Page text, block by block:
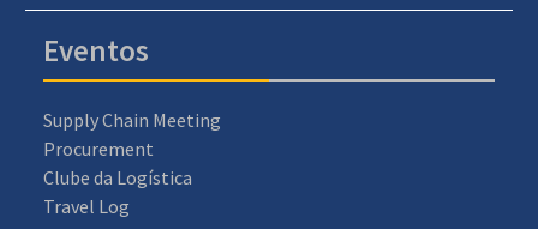
Eventos
Supply Chain Meeting
Procurement
Clube da Logística
Travel Log